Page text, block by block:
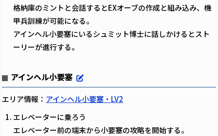
格納庫のミントと会話するとEXオーブの作成と組み込み、機
甲兵訓練が可能になる。
アインヘル小要塞にいるシュミット博士に話しかけるとスト
ーリーが進行する。
アインヘル小要塞
エリア情報： アインヘル小要塞・LV2
エレベーターに乗ろう
エレベーター前の端末から小要塞の攻略を開始する。